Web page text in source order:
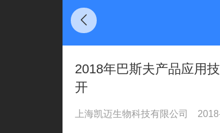
2018年巴斯夫产品应用
开
上海凯迈生物科技有限公司